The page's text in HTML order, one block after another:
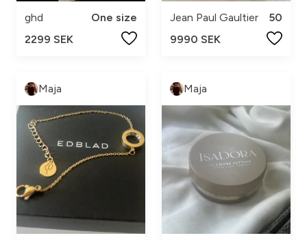
ghd
One size
2299 SEK
Jean Paul Gaultier
50
9990 SEK
Maja Maja